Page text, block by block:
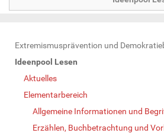
N
a
Extremismusprävention und
Ideenpool Lesen
Aktuelles
Elementarbereich
Allgemeine Informationen und
Erzählen, Buchbetrachtung und